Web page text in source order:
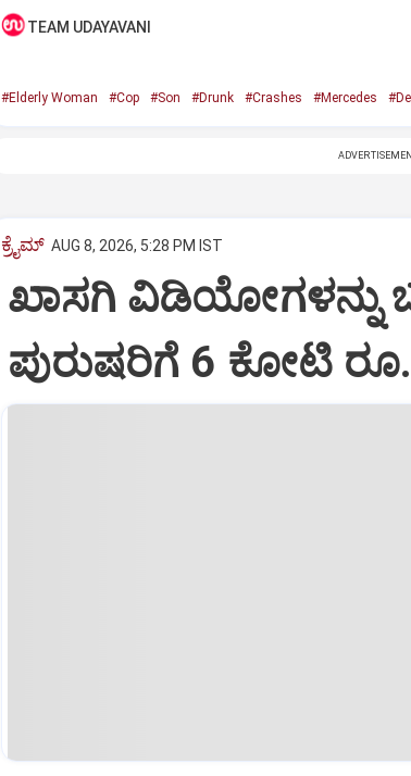
TEAM UDAYAVANI
#Elderly Woman #Cop #Son #Drunk #Crashes #Mercedes
ಕ್ರೈಮ್ AUG 8, 2026, 5:28 PM IST
ಖಾಸಗಿ ವಿಡಿಯೋಗಳನ್ನು
ಪುರುಷರಿಗೆ 6 ಕೋಟಿ